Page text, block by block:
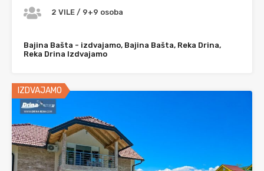
2 VILE / 9+9 osoba
Bajina Bašta - izdvajamo, Bajina Bašta, Reka Drina,
Reka Drina Izdvajamo
IZDVAJAMO